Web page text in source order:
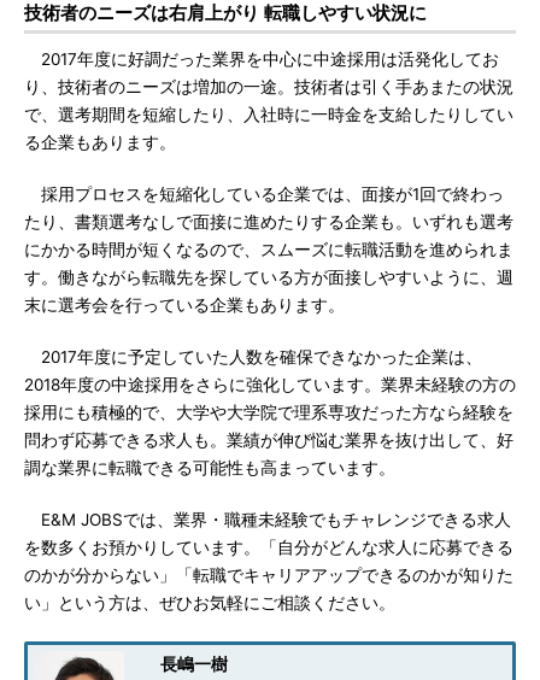
技術者のニーズは右肩上がり 転職しやすい状況に
2017年度に好調だった業界を中心に中途採用は活発化してお
り、技術者のニーズは増加の一途。技術者は引く手あまたの状況
で、選考期間を短縮したり、入社時に一時金を支給したりしてい
る企業もあります。
採用プロセスを短縮化している企業では、面接が1回で終わっ
たり、書類選考なしで面接に進めたりする企業も。いずれも選考
にかかる時間が短くなるので、スムーズに転職活動を進められま
す。働きながら転職先を探している方が面接しやすいように、週
末に選考会を行っている企業もあります。
2017年度に予定していた人数を確保できなかった企業は、
2018年度の中途採用をさらに強化しています。業界未経験の方の
採用にも積極的で、大学や大学院で理系専攻だった方なら経験を
問わず応募できる求人も。業績が伸び悩む業界を抜け出して、好
調な業界に転職できる可能性も高まっています。
E&M JOBSでは、業界・職種未経験でもチャレンジできる求人
を数多くお預かりしています。「自分がどんな求人に応募できる
のかが分からない」「転職でキャリアアップできるのかが知りた
い」という方は、ぜひお気軽にご相談ください。
長嶋一樹